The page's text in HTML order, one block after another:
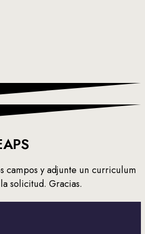
campos y adjunte un curriculum
solicitud. Gracias.